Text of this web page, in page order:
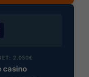
2.050€
casino